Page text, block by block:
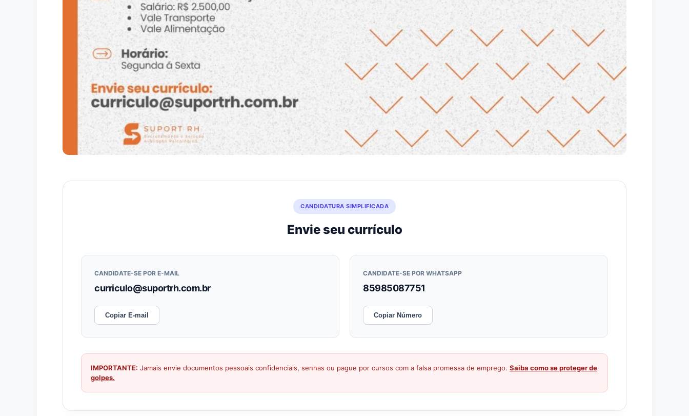
CANDIDATURA SIMPLIFICADA
Envie seu currículo
CANDIDATE-SE POR E-MAIL
curriculo@suportrh.com.br
Copiar E-mail
CANDIDATE-SE POR WHATSAPP
85985087751
Copiar Número
IMPORTANTE: Jamais envie documentos pessoais confidenciais, senhas ou pague por cursos com a falsa promessa de emprego. Saiba como se proteger de
golpes.